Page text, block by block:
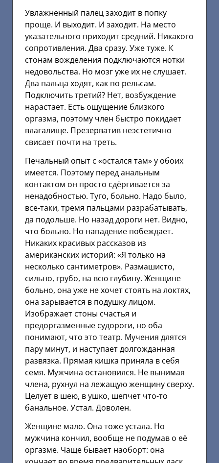
Увлажненный палец заходит в попку
проще. И выходит. И заходит. На место
указательного приходит средний. Никакого
сопротивления. Два сразу. Уже туже. К
стонам вожделения подключаются нотки
недовольства. Но мозг уже их не слушает.
Два пальца ходят, как по рельсам.
Подключить третий? Нет, возбуждение
нарастает. Есть ощущение близкого
оргазма, поэтому член быстро покидает
влагалище. Презерватив неэстетично
свисает почти на треть.
Печальный опыт с «остался там» у обоих
имеется. Поэтому перед анальным
контактом он просто сдёргивается за
ненадобностью. Туго, больно. Надо было,
все-таки, тремя пальцами разрабатывать,
да подольше. Но назад дороги нет. Видно,
что больно. Но нападение побеждает.
Никаких красивых рассказов из
американских историй: «Я только на
несколько сантиметров». Размашисто,
сильно, грубо, на всю глубину. Женщине
больно, она уже не хочет стоять на локтях,
она зарывается в подушку лицом.
Изображает стоны счастья и
предоргазменные судороги, но оба
понимают, что это театр. Мучения длятся
пару минут, и наступает долгожданная
развязка. Прямая кишка приняла в себя
семя. Мужчина остановился. Не вынимая
члена, рухнул на лежащую женщину сверху.
Целует в шею, в ушко, шепчет что-то
банальное. Устал. Доволен.
Женщине мало. Она тоже устала. Но
мужчина кончил, вообще не подумав о её
оргазме. Чаще бывает наоборт: она